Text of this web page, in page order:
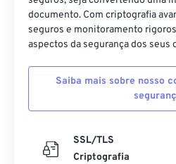
documento. Com criptografia
seguros e monitoramento
aspectos da segurança dos seus
Saiba mais sobre nosso
SSL/TLS
Criptografia